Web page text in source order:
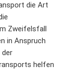
die Art
Zweifelsfall
in Anspruch
der
helfen